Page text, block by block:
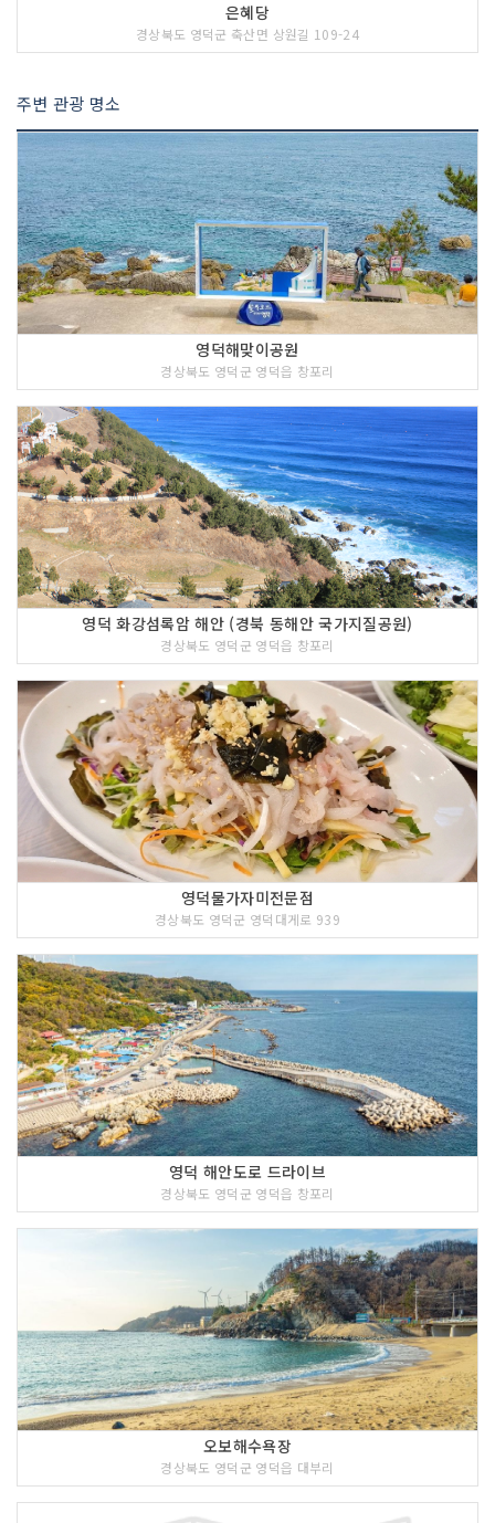
은혜당
경상북도 영덕군 축산면 상원길 109-24
주변 관광 명소
영덕해맞이공원
경상북도 영덕군 영덕읍 창포리
영덕 화강섬록암 해안 (경북 동해안 국가지질공원)
경상북도 영덕군 영덕읍 창포리
영덕물가자미전문점
경상북도 영덕군 영덕대게로 939
영덕 해안도로 드라이브
경상북도 영덕군 영덕읍 창포리
오보해수욕장
경상북도 영덕군 영덕읍 대부리